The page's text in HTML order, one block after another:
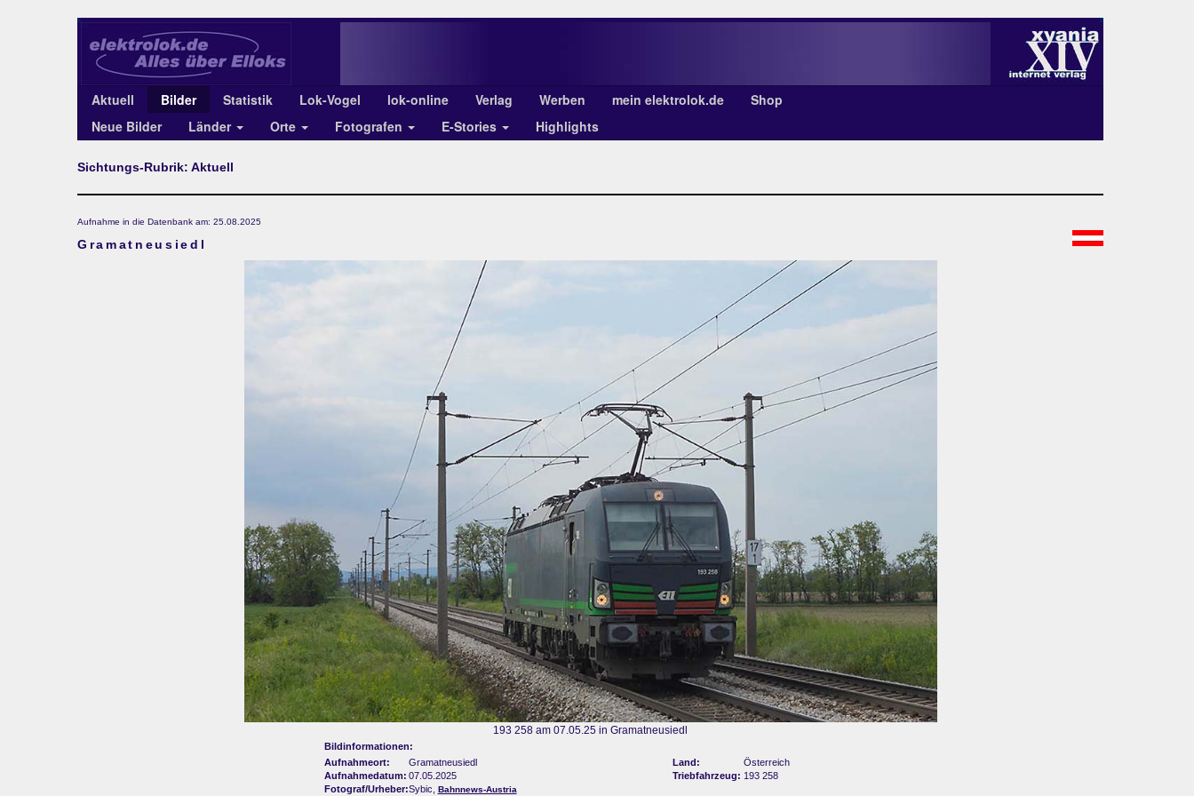
Aktuell Bilder Statistik Lok-Vogel lok-online Verlag Werben mein elektrolok.de
Shop
Neue Bilder
Länder Orte Fotografen E-Stories Highlights
Sichtungs-Rubrik: Aktuell
Aufnahme in die Datenbank am: 25.08.2025
Gramatneusiedl
193 258 am 07.05.25 in Gramatneusiedl
Bildinformationen:
Aufnahmeort:
Gramatneusiedl Land:
Österreich
Aufnahmedatum: 07.05.2025 Triebfahrzeug: 193 258
Fotograf/Urheber:Sybic, Bahnnews-Austria